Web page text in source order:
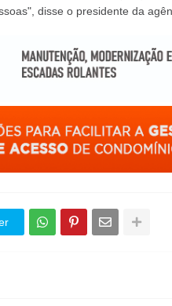
disse o presidente da